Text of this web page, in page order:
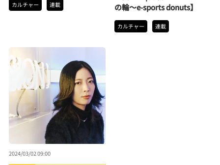
カルチャー 連載
の輪〜e-sports donuts】
カルチャー 連載
2024/03/02 09:00